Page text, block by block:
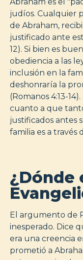
judíos. Cualquier
de Abraham,
justificado ante
12). Si bien es
obediencia a las
inclusión en la
deshonraría la
(Romanos 4:13-
cuanto a que
justificados antes
familia es a través
¿Dónde
El argumento de
inesperado. Dice
era una creencia
prometió a